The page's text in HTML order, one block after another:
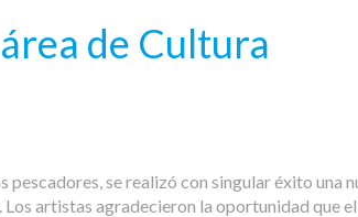
de Cultura
se realizó con singular éxito
artistas agradecieron la oportunidad que